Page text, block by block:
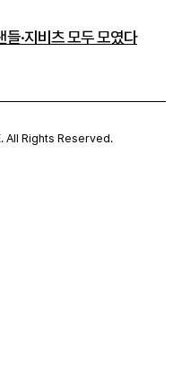
들·지비츠 모두 모였다
All Rights Reserved.